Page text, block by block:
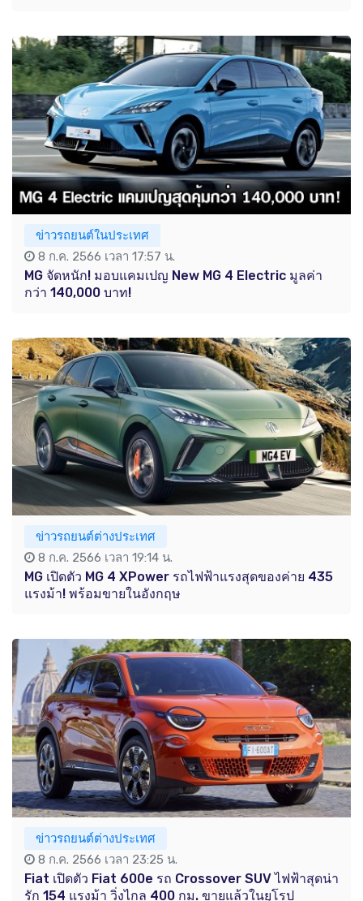
ข่าวรถยนต์ในประเทศ
8 ก.ค. 2566 เวลา 17:57 น.
MG จัดหนัก! มอบแคมเปญ New MG 4 Electric มูลค่า
กว่า 140,000 บาท!
ข่าวรถยนต์ต่างประเทศ
8 ก.ค. 2566 เวลา 19:14 น.
MG เปิดตัว MG 4 XPower รถไฟฟ้าแรงสุดของค่าย 435
แรงม้า! พร้อมขายในอังกฤษ
ข่าวรถยนต์ต่างประเทศ
8 ก.ค. 2566 เวลา 23:25 น.
Fiat เปิดตัว Fiat 600e รถ Crossover SUV ไฟฟ้าสุดน่า
รัก 154 แรงม้า วิ่งไกล 400 กม. ขายแล้วในยุโรป